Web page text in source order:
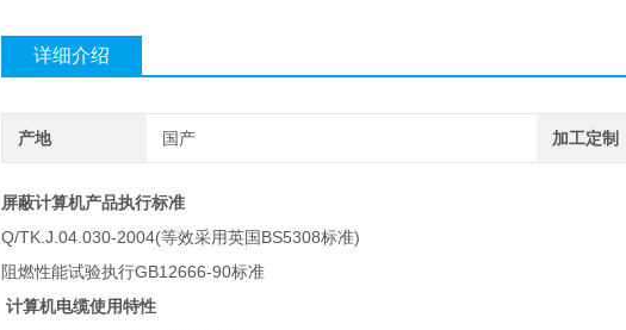
详细介绍
产地 国产 加工定制
屏蔽计算机产品执行标准
Q/TK.J.04.030-2004(等效采用英国 BS5308标准)
阻燃性能试验执行GB12666-90标准
计算机电缆使用特性